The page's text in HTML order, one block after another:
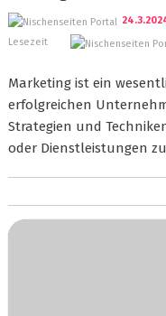
Lesezeit
Marketing ist ein
erfolgreichen
Strategien und
oder Dienstleistungen